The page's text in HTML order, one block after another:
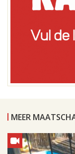
MEER